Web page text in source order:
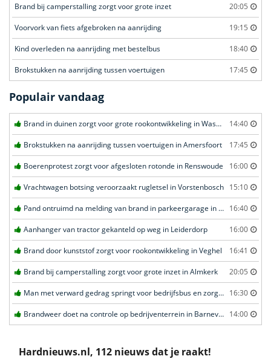
Brand bij camperstalling zorgt voor grote inzet 20:05
Voorvork van fiets afgebroken na aanrijding 19:15
Kind overleden na aanrijding met bestelbus 18:40
Brokstukken na aanrijding tussen voertuigen 17:45
Populair vandaag
Brand in duinen zorgt voor grote rookontwikkeling in Wassenaar 14:40
Brokstukken na aanrijding tussen voertuigen in Amersfoort 17:45
Boerenprotest zorgt voor afgesloten rotonde in Renswoude 16:00
Vrachtwagen botsing veroorzaakt rugletsel in Vorstenbosch 15:10
Pand ontruimd na melding van brand in parkeergarage in Leeuwarden 16:40
Aanhanger van tractor gekanteld op weg in Leiderdorp 16:00
Brand door kunststof zorgt voor rookontwikkeling in Veghel 16:41
Brand bij camperstalling zorgt voor grote inzet in Almkerk 20:05
Man met verward gedrag springt voor bedrijfsbus en zorgt voor opschudding in Veghel 16:30
Brandweer doet na controle op bedrijventerrein in Barneveld 14:00
Hardnieuws.nl, 112 nieuws dat je raakt!